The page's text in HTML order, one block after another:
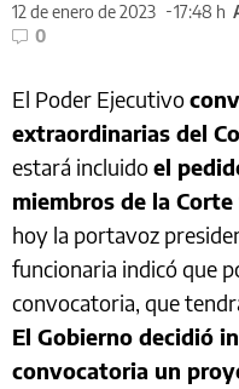
12 de enero de 2023
17:48 h
0
El Poder Ejecutivo
extraordinarias del
estará incluidoel
miembros de la
hoy la portavoz
funcionaria indicó que
convocatoria, que
El Gobierno decidió
convocatoria un